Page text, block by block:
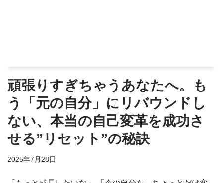
頑張りすぎちゃうあなたへ。も
う「元の自分」にリバウンドし
ない、本当の自己変革を成功さ
せる”リセット”の秘訣
2025年7月28日